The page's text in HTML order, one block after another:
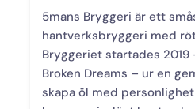
5mans Bryggeri är ett
hantverksbryggeri med
Bryggeriet startades
Broken Dreams – ur en
skapa öl med